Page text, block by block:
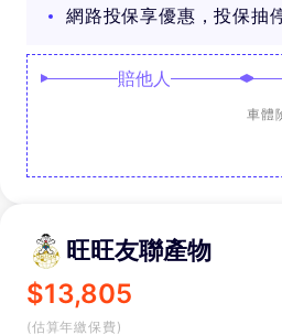
網路投保享優惠，投保抽
賠他人
車體
旺旺友聯產物
$13,805
(估算年繳保費)